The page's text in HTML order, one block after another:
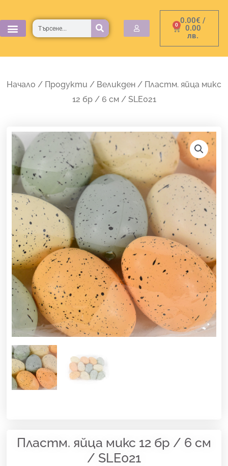
to
content
0.00€ /
0.00
лв.
0
Cart
Търсене
Начало / Продукти / Великден / Пластм. яйца микс
12 бр / 6 см / SLE021
Пластм. яйца микс 12 бр / 6 см
/ SLE021